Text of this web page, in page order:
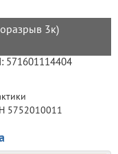
3к)
571601114404
5752010011